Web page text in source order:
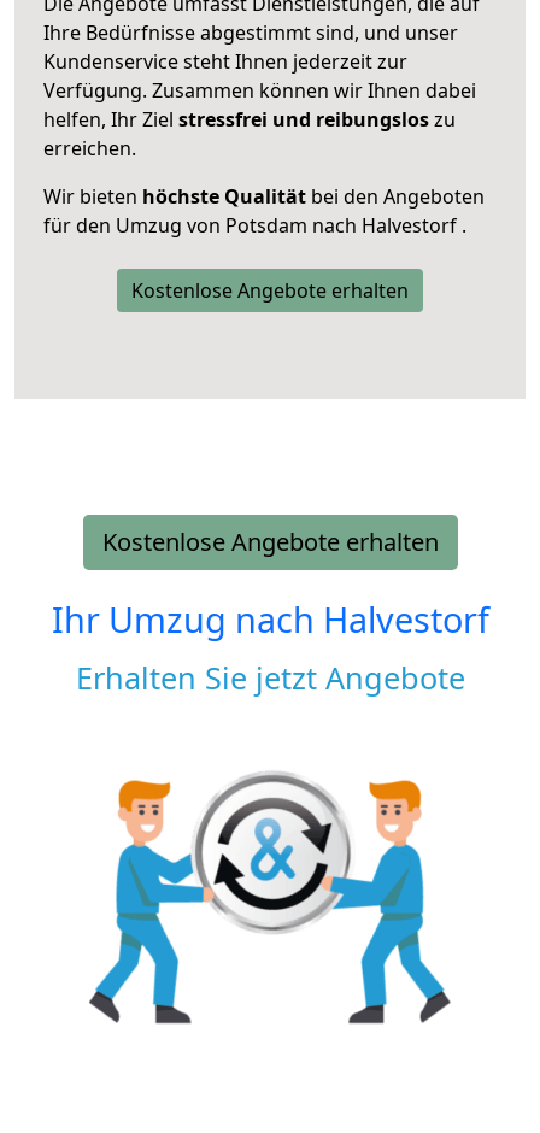
Ihre Bedürfnisse abgestimmt sind, und unser
Kundenservice steht Ihnen jederzeit zur
Verfügung. Zusammen können wir Ihnen dabei
helfen, Ihr Ziel stressfrei und reibungsloszu
erreichen.
Wir bieten höchste Qualität bei den Angeboten
für den Umzug von Potsdam nach Halvestorf .
Kostenlose Angebote erhalten
Kostenlose Angebote erhalten
Ihr Umzug nach Halvestorf
Erhalten Sie jetzt Angebote